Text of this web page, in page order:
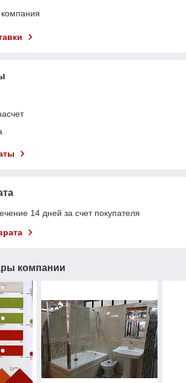
14 дней за счет покупателя
компании